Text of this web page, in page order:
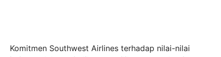
Komitmen Southwest Airlines terhadap nilai-nilai